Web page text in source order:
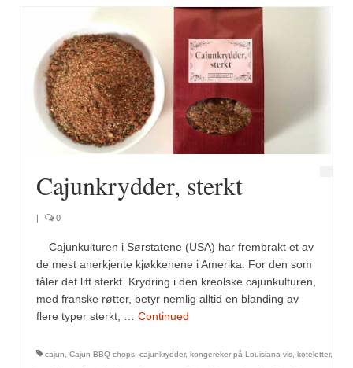
Parisisk pepper
Piment d’Espelette
Purreløk (tørket)
Quatre épices
Rosépepper
Salvie
Selleriblader
Smaken av skog
Tapaskrydder
Tomatflak
Cajunkrydder, sterkt
0
Cajunkulturen i Sørstatene (USA) har frembrakt et av
de mest anerkjente kjøkkenene i Amerika. For den som
tåler det litt sterkt. Krydring i den kreolske cajunkulturen,
med franske røtter, betyr nemlig alltid en blanding av
flere typer sterkt, … Continued
cajun, Cajun BBQ chops, cajunkrydder, kongereker på Louisiana-vis, koteletter,